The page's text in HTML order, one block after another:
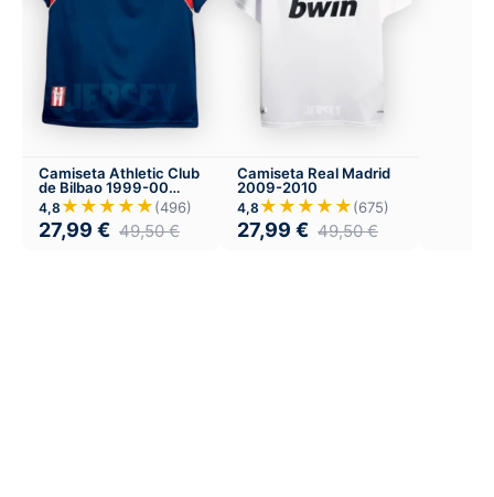
Camiseta Athletic Club
de Bilbao 1999-00
Visitante
4,8 ★★★★★(496)
27,99 € 49,50€
Camiseta Real Madrid
2009-2010
4,8 ★★★★★(675)
27,99 € 49,50€